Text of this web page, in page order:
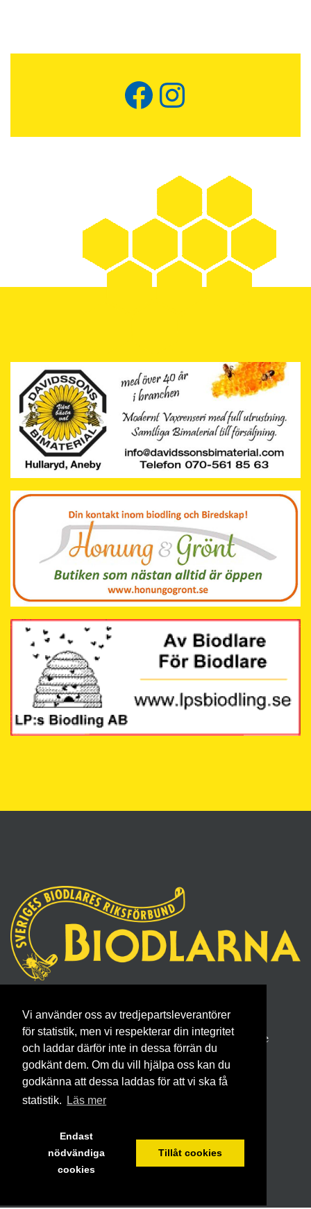
Vi använder oss av tredjepartsleverantörer
för statistik, men vi respekterar din integritet
och laddar därför inte in dessa förrän du
godkänt dem. Om du vill hjälpa oss kan du
godkänna att dessa laddas för att vi ska få
statistik.
Läs mer
Endast
nödvändiga
cookies
Tillåt cookies
Facebook
Instagram
Sveriges Biodlares Riksförbund
Borgmästaregatan 26, 596 34 Skänninge
Telefon 0142- 48 20 00, E-post: info@biodlarna.se
Köpvillkor för medlemskap